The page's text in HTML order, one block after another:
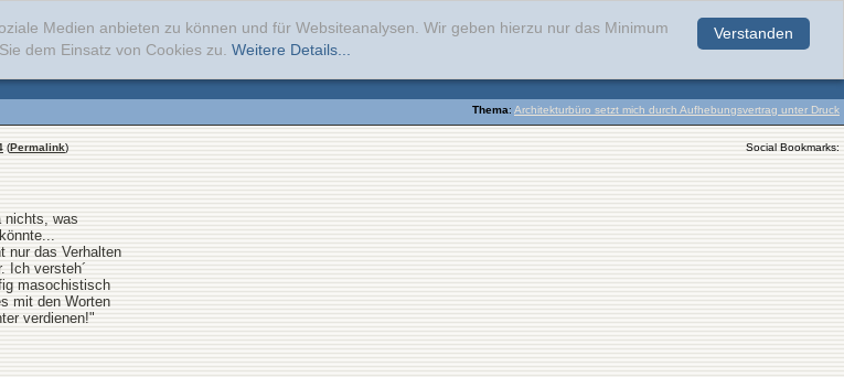
Verstanden
Medien anbieten zu können und für Websiteanalysen. Wir geben hierzu nur das Minimum
dem Einsatz von Cookies zu. Weitere Details...
Thema: Architekturbüro setzt mich durch Aufhebungsvertrag unter Druck
(Permalink) Social Bookmarks:
nichts, was
nur das Verhalten
Ich versteh´
masochistisch
mit den Worten
verdienen!"